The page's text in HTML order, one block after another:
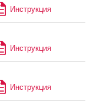
Инструкция
Инструкция
Инструкция